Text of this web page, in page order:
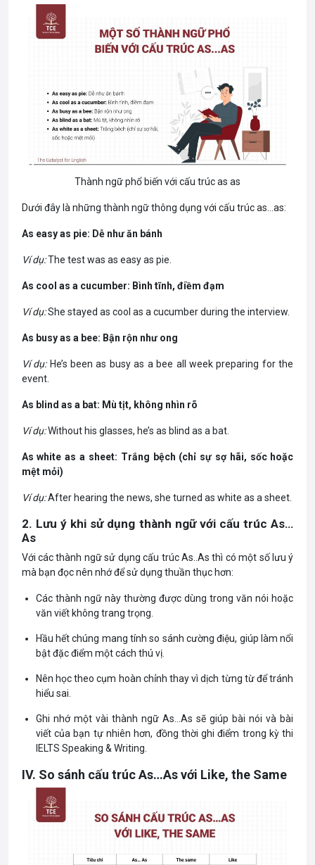
Thành ngữ phổ biến với cấu trúc as as
Dưới đây là những thành ngữ thông dụng với cấu trúc as…as:
As easy as pie: Dễ như ăn bánh
Ví dụ:The test was as easy as pie.
As cool as a cucumber: Bình tĩnh, điềm đạm
Ví dụ:She stayed as cool as a cucumber during the interview.
As busy as a bee: Bận rộn như ong
Ví dụ:He’s been as busy as a bee all week preparing for the
event.
As blind as a bat: Mù tịt, không nhìn rõ
Ví dụ:Without his glasses, he’s as blind as a bat.
As white as a sheet: Trắng bệch (chỉ sự sợ hãi, sốc hoặc
mệt mỏi)
Ví dụ:After hearing the news, she turned as white as a sheet.
2. Lưu ý khi sử dụng thành ngữ với cấu trúc As…
As
Với các thành ngữ sử dụng cấu trúc As..As thì có một số lưu ý
mà bạn đọc nên nhớ để sử dụng thuần thục hơn:
Các thành ngữ này thường được dùng trong văn nói hoặc
văn viết không trang trọng.
Hầu hết chúng mang tính so sánh cường điệu, giúp làm nổi
bật đặc điểm một cách thú vị.
Nên học theo cụm hoàn chỉnh thay vì dịch từng từ để tránh
hiểu sai.
Ghi nhớ một vài thành ngữ As…As sẽ giúp bài nói và bài
viết của bạn tự nhiên hơn, đồng thời ghi điểm trong kỳ thi
IELTS Speaking & Writing.
IV. So sánh cấu trúc As…As với Like, the Same